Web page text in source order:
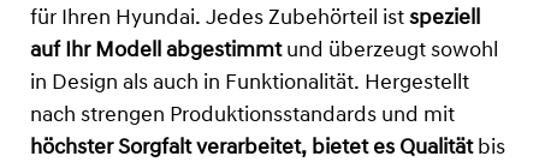
für Ihren Hyundai. Jedes Zubehörteil ist speziell
auf Ihr Modell abgestimmt und überzeugt sowohl
in Design als auch in Funktionalität. Hergestellt
nach strengen Produktionsstandards und mit
höchster Sorgfalt verarbeitet, bietet es Qualität bis